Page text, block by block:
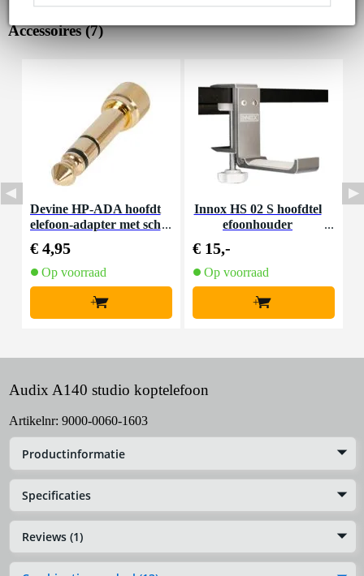
Accessoires (7)
Devine HP-ADA hoofdt
elefoon-adapter met sch
€ 4,95
Op voorraad
+
Innox HS 02 S hoofdtel
efoonhouder
€ 15,-
Op voorraad
+
Audix A140 studio koptelefoon
Artikelnr: 9000-0060-1603
Productinformatie
Specificaties
Reviews (1)